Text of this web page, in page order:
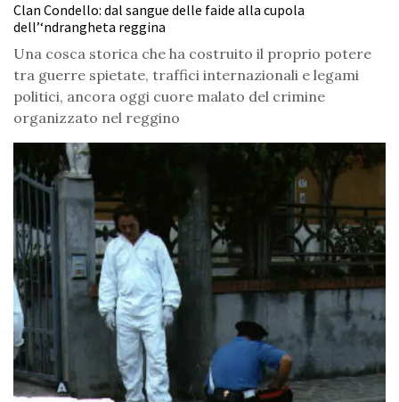
Clan Condello: dal sangue delle faide alla cupola
dell’‘ndrangheta reggina
Una cosca storica che ha costruito il proprio potere
tra guerre spietate, traffici internazionali e legami
politici, ancora oggi cuore malato del crimine
organizzato nel reggino